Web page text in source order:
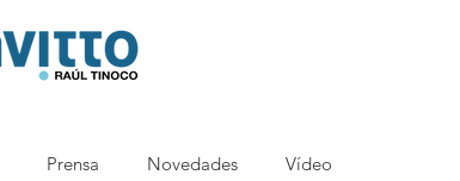
Prensa Novedades Vídeo